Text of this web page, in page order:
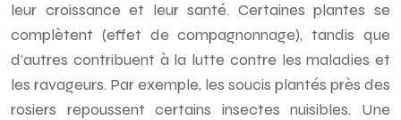
leur croissance et leur santé. Certaines plantes se
complètent (effet de compagnonnage), tandis que
d’autres contribuent à la lutte contre les maladies et
les ravageurs. Par exemple, les soucis plantés près des
rosiers repoussent certains insectes nuisibles. Une